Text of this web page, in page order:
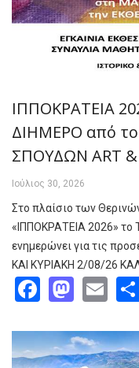
ΙΠΠΟΚΡΑΤΕΙΑ
ΔΙΗΜΕΡΟ από
ΣΠΟΥΔΩΝ ART &
Ιούλιος 30, 2026
Στο πλαίσιο των
«ΙΠΠΟΚΡΑΤΕΙΑ 2026» το
ενημερώνει για τις
ΚΑΙ ΚΥΡΙΑΚΗ 2/08/26